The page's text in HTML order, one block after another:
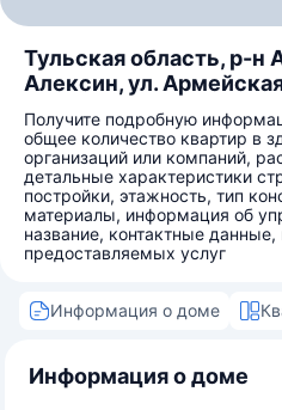
Тульская область, р-н
Алексин, ул.
Получите подробную
общее количество квартир в
организаций или компаний,
детальные характеристики
постройки, этажность, тип
материалы, информация об
название, контактные данные,
предоставляемых услуг
Информация о доме
Информация о доме